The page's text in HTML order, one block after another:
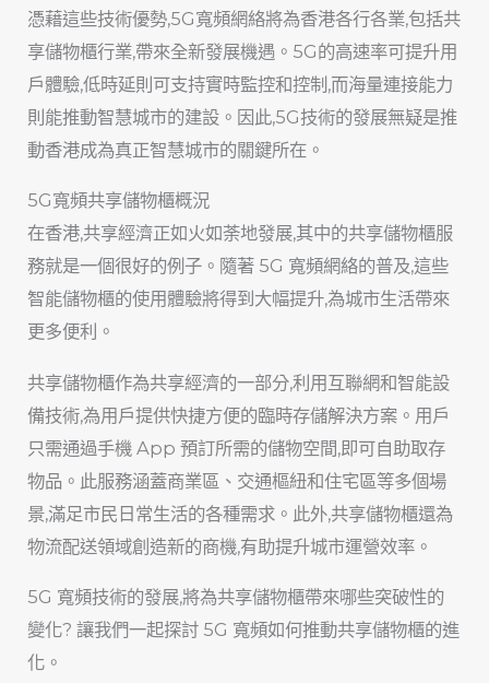
憑藉這些技術優勢,5G寬頻網絡將為香港各行各業,包括共
享儲物櫃行業,帶來全新發展機遇。5G的高速率可提升用
戶體驗,低時延則可支持實時監控和控制,而海量連接能力
則能推動智慧城市的建設。因此,5G技術的發展無疑是推
動香港成為真正智慧城市的關鍵所在。
5G寬頻共享儲物櫃概況
在香港,共享經濟正如火如荼地發展,其中的共享儲物櫃服
務就是一個很好的例子。隨著 5G 寬頻網絡的普及,這些
智能儲物櫃的使用體驗將得到大幅提升,為城市生活帶來
更多便利。
共享儲物櫃作為共享經濟的一部分,利用互聯網和智能設
備技術,為用戶提供快捷方便的臨時存儲解決方案。用戶
只需通過手機 App 預訂所需的儲物空間,即可自助取存
物品。此服務涵蓋商業區、交通樞紐和住宅區等多個場
景,滿足市民日常生活的各種需求。此外,共享儲物櫃還為
物流配送領域創造新的商機,有助提升城市運營效率。
5G 寬頻技術的發展,將為共享儲物櫃帶來哪些突破性的
變化? 讓我們一起探討 5G 寬頻如何推動共享儲物櫃的進
化。